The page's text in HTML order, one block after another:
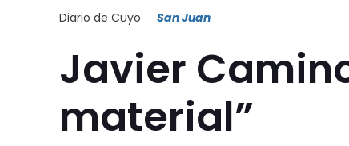
Diario de Cuyo San Juan
Javier
material”